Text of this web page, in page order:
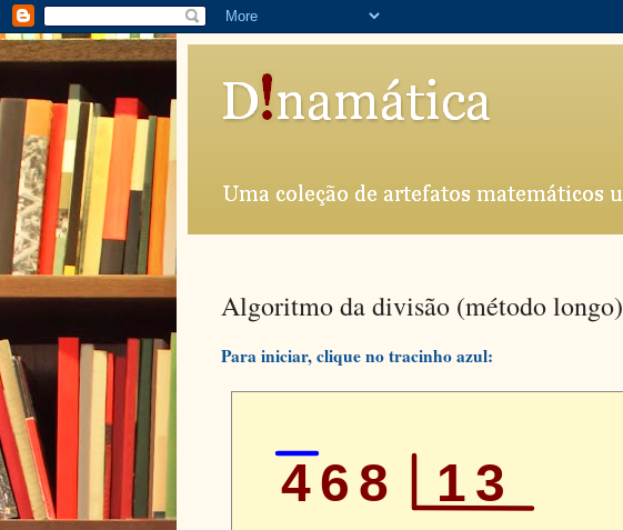
Algoritmo da divisão (método longo)
Para iniciar, clique no tracinho azul: